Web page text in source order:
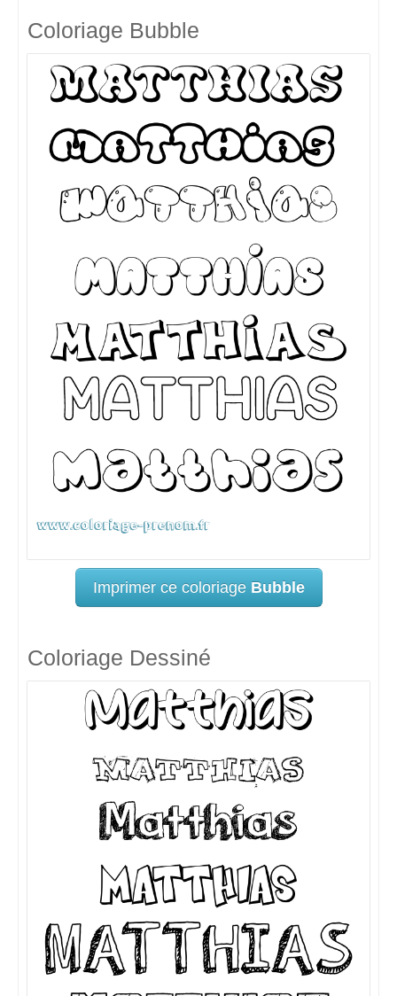
Coloriage Bubble
Imprimer ce coloriage Bubble
Coloriage Dessiné